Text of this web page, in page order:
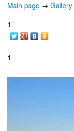
Main page → Gallery
1
1